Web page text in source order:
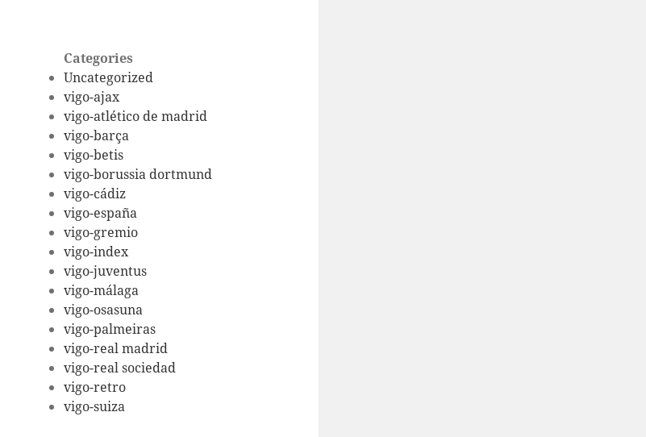
Categories
Uncategorized
vigo-ajax
vigo-atlético de madrid
vigo-barça
vigo-betis
vigo-borussia dortmund
vigo-cádiz
vigo-españa
vigo-gremio
vigo-index
vigo-juventus
vigo-málaga
vigo-osasuna
vigo-palmeiras
vigo-real madrid
vigo-real sociedad
vigo-retro
vigo-suiza